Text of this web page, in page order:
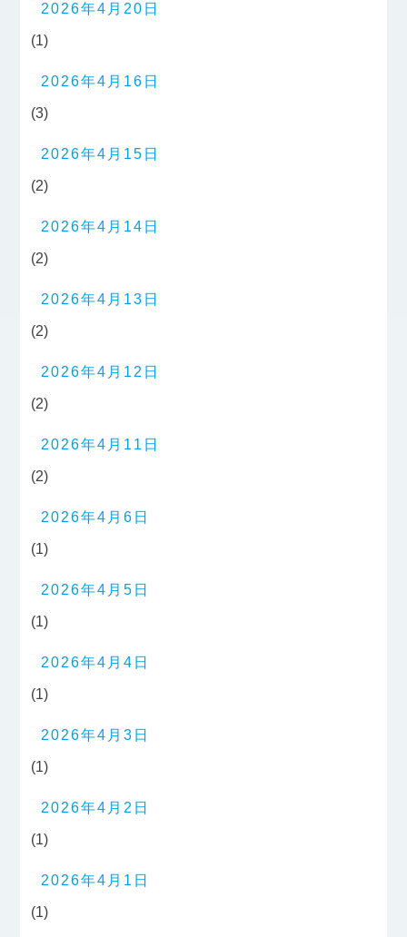
2026年4月20日
(1)
2026年4月16日
(3)
2026年4月15日
(2)
2026年4月14日
(2)
2026年4月13日
(2)
2026年4月12日
(2)
2026年4月11日
(2)
2026年4月6日
(1)
2026年4月5日
(1)
2026年4月4日
(1)
2026年4月3日
(1)
2026年4月2日
(1)
2026年4月1日
(1)